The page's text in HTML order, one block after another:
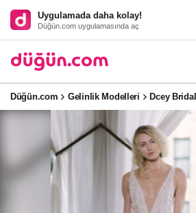
Uygulamada daha kolay!
Düğün.com uygulamasında aç
Düğün.com Gelinlik Modelleri Dcey Bridal